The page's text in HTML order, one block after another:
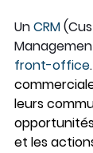
Un CRM
front-office.
leurs
et les